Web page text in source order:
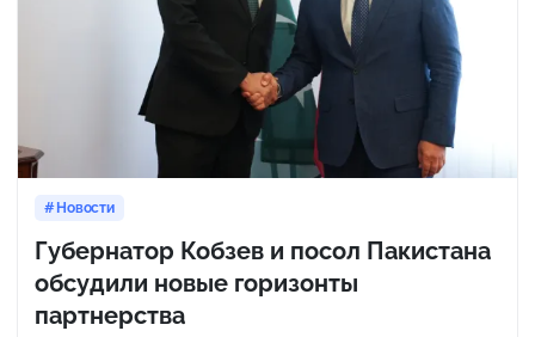
Новости
Губернатор Кобзев и посол Пакистана
обсудили новые горизонты
партнерства